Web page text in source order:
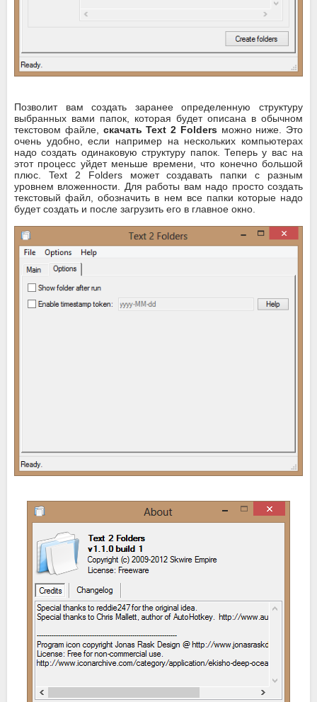
Позволит вам создать заранее определенную структуру
выбранных вами папок, которая будет описана в обычном
текстовом файле, скачать Text 2 Foldersможно ниже. Это
очень удобно, если например на нескольких компьютерах
надо создать одинаковую структуру папок. Теперь у вас на
этот процесс уйдет меньше времени, что конечно большой
плюс. Text 2 Folders может создавать папки с разным
уровнем вложенности. Для работы вам надо просто создать
текстовый файл, обозначить в нем все папки которые надо
будет создать и после загрузить его в главное окно.